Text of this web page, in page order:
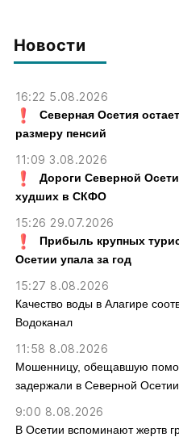
Новости
16:22 5.08.2026
Северная Осетия
размеру пенсий
11:09 3.08.2026
Дороги Северной
худших в СКФО
15:26 29.07.2026
Прибыль крупных
Осетии упала за год
15:27 8.08.2026
Качество воды в Алагире
Водоканал
11:58 8.08.2026
Мошенницу, обещавшую
задержали в Северной Осетии
9:00 8.08.2026
В Осетии вспоминают жертв